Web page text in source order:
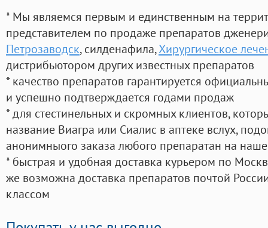
* Мы являемся первым и единственным на
представителем по продаже препаратов
Петрозаводск, силденафила,Хирургическое
дистрибьютором других известных препаратов
* качество препаратов гарантируется
и успешно подтверждается годами продаж
* для стестинельных и скромных клиентов,
название Виагра или Сиалис в аптеке вслух,
анонимныого заказа любого препаратан на
* быстрая и удобная доставка курьером по
же возможна доставка препаратов почтой
классом